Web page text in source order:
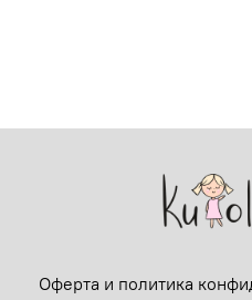
Оферта и политика